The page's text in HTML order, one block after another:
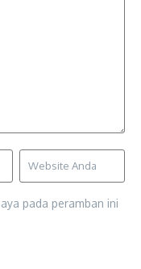
pada peramban ini